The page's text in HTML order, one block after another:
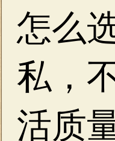
怎么
私，
活质